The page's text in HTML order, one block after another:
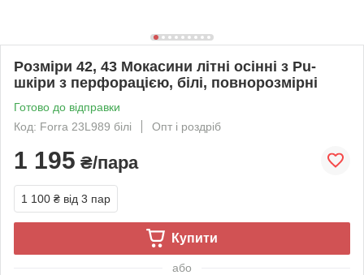
Розміри 42, 43 Мокасини літні осінні з Pu-
шкіри з перфорацією, білі, повнорозмірні
Готово до відправки
Код: Forra 23L989 білі
Опт і роздріб
1 195 ₴/пара
1 100 ₴ від 3 пар
Купити
або